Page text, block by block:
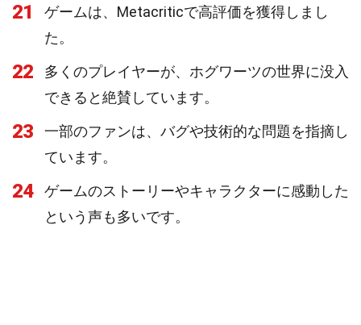
21
ゲームは、Metacriticで高評価を獲得しまし
た。
22
多くのプレイヤーが、ホグワーツの世界に没入
できると絶賛しています。
23
一部のファンは、バグや技術的な問題を指摘し
ています。
24
ゲームのストーリーやキャラクターに感動した
という声も多いです。